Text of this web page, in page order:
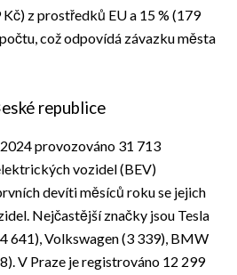
z prostředků EU a 15 % (179
, což odpovídá závazku města
republice
provozováno 31 713
vozidel (BEV)
devíti měsíců roku se jejich
Nejčastější značky jsou Tesla
641), Volkswagen (3 339), BMW
V Praze je registrováno 12 299